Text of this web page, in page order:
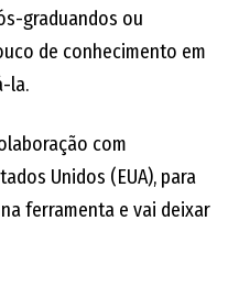
graduandos ou
de conhecimento em
la.
com
Unidos (EUA), para
ferramenta e vai deixar